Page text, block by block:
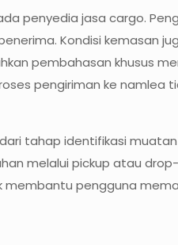
penyedia jasa cargo.
Kondisi kemasan
pembahasan khusus
pengiriman ke namlea
tahap identifikasi
melalui pickup atau
pengguna